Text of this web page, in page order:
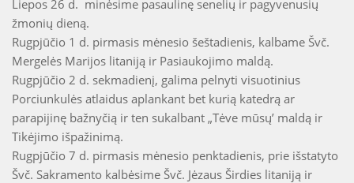
Liepos 26 d. minėsime pasaulinę senelių ir pagyvenusių
žmonių dieną.
Rugpjūčio 1 d. pirmasis mėnesio šeštadienis, kalbame Švč.
Mergelės Marijos litaniją ir Pasiaukojimo maldą.
Rugpjūčio 2 d. sekmadienį, galima pelnyti visuotinius
Porciunkulės atlaidus aplankant bet kurią katedrą ar
parapijinę bažnyčią ir ten sukalbant „Tėve mūsų’ maldą ir
Tikėjimo išpažinimą.
Rugpjūčio 7 d. pirmasis mėnesio penktadienis, prie išstatyto
Švč. Sakramento kalbėsime Švč. Jėzaus Širdies litaniją ir